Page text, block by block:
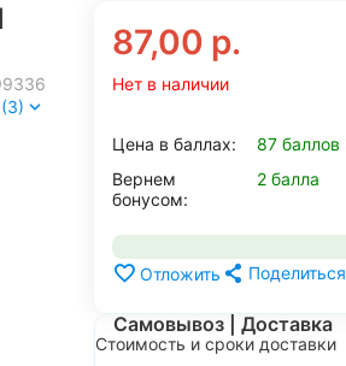
87,00 р.
Нет в наличии
Цена в баллах:
87 баллов
Вернем
бонусом:
2 балла
Отложить Поделиться
Самовывоз | Доставка
Стоимость и сроки доставки